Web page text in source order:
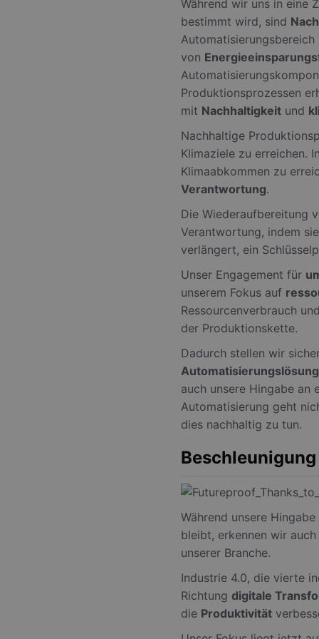
Während wir uns in eine
bestimmt wird, sind
von
Produktionsprozessen
mit Nachhaltigkeit und
Nachhaltige
Klimaziele zu erreichen.
Klimaabkommen zu
Verantwortung.
Die Wiederaufbereitung
Verantwortung, indem
verlängert, ein
Unser Engagement für
unserem Fokus auf
Ressourcenverbrauch
der Produktionskette.
Dadurch stellen wir
auch unsere Hingabe an
Automatisierung geht
dies nachhaltig zu tun.
Während unsere Hingabe
bleibt, erkennen wir
unserer Branche.
Industrie 4.0, die vierte
Richtung digitale
die Produktivität
PHPSESSID
CookieScriptConsent
_ga
_gid
_ga_X4PP3HXR4X
Name
MUID
MR
_gcl_au
MR
MUID
CLID
SRM_B
_fbp
Meta
Name
_tt_enable_cookie
_ttp
_rdt_uuid
_ttp
_clsk
_clck